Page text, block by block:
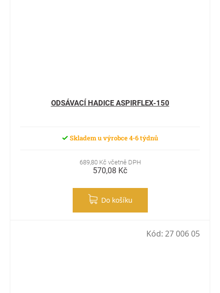
ODSÁVACÍ HADICE ASPIRFLEX-150
Skladem u výrobce 4-6 týdnů
689,80 Kč včetně DPH
570,08 Kč
Do košíku
Kód: 27 006 05